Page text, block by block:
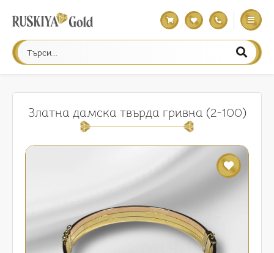
Златна дамска твърда гривна (2-100)